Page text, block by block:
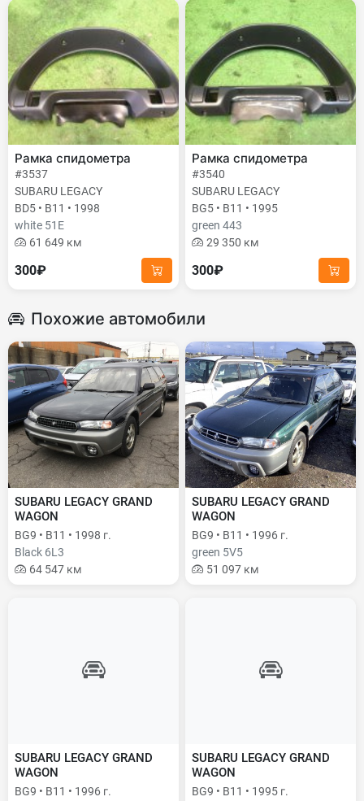
Рамка спидометра
#3537
SUBARU LEGACY
BD5 • B11 • 1998
white 51E
61 649 км
300₽
Рамка спидометра
#3540
SUBARU LEGACY
BG5 • B11 • 1995
green 443
29 350 км
300₽
Похожие автомобили
SUBARU LEGACY GRAND
WAGON
BG9 • B11 • 1998 г.
Black 6L3
64 547 км
SUBARU LEGACY GRAND
WAGON
BG9 • B11 • 1996 г.
green 5V5
51 097 км
SUBARU LEGACY GRAND
WAGON
BG9 • B11 • 1996 г.
SUBARU LEGACY GRAND
WAGON
BG9 • B11 • 1995 г.